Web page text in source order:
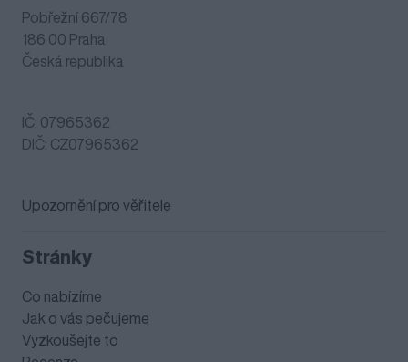
Pobřežní 667/78
186 00 Praha
Česká republika
IČ: 07965362
DIČ: CZ07965362
Upozornění pro věřitele
Stránky
Co nabízíme
Jak o vás pečujeme
Vyzkoušejte to